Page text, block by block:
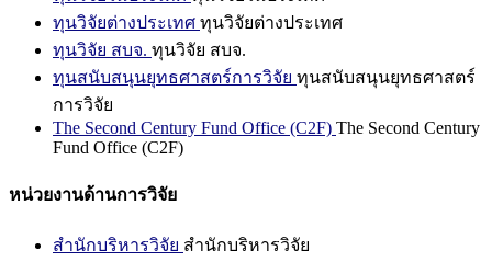
ทุนวิจัยต่างประเทศ ทุนวิจัยต่างประเทศ
ทุนวิจัย สบจ. ทุนวิจัย สบจ.
ทุนสนับสนุนยุทธศาสตร์การวิจัย ทุนสนับสนุนยุทธศาสตร์
การวิจัย
The Second Century Fund Office (C2F) The Second Century
Fund Office (C2F)
หน่วยงานด้านการวิจัย
สำนักบริหารวิจัย สำนักบริหารวิจัย